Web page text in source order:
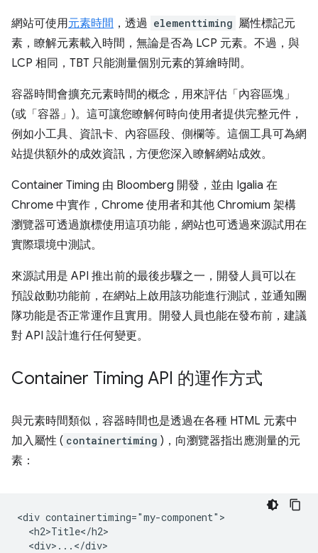
網站可使用元素時間 ，透過 elementtiming 屬性標記元
素，瞭解元素載入時間，無論是否為 LCP 元素。不過，與
LCP 相同，TBT 只能測量個別元素的算繪時間。
容器時間會擴充元素時間的概念，用來評估「內容區塊」
(或「容器」)。這可讓您瞭解何時向使用者提供完整元件，
例如小工具、資訊卡、內容區段、側欄等。這個工具可為網
站提供額外的成效資訊，方便您深入瞭解網站成效。
Container Timing 由 Bloomberg 開發，並由 Igalia 在
Chrome 中實作，Chrome 使用者和其他 Chromium 架構
瀏覽器可透過旗標使用這項功能，網站也可透過來源試用在
實際環境中測試。
來源試用是 API 推出前的最後步驟之一，開發人員可以在
預設啟動功能前，在網站上啟用該功能進行測試，並通知團
隊功能是否正常運作且實用。開發人員也能在發布前，建議
對 API 設計進行任何變更。
Container Timing API 的運作方式
與元素時間類似，容器時間也是透過在各種 HTML 元素中
加入屬性 ( containertiming )，向瀏覽器指出應測量的元
素：
<div containertiming="my-component">
  <h2>Title</h2>
  <div>...</div>